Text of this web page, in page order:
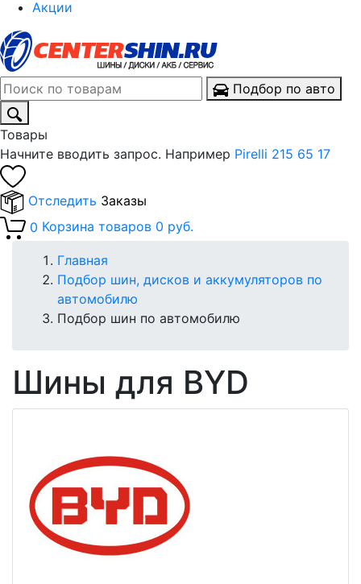
Акции
Подбор по авто
Товары
Начните вводить запрос. Например Pirelli 215 65 17
Отследить Заказы
0 Корзина товаров 0 руб.
Главная
Подбор шин, дисков и аккумуляторов по
автомобилю
Подбор шин по автомобилю
Шины для BYD